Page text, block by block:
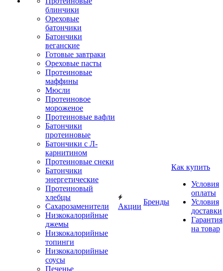
блинчики
Ореховые
батончики
Батончики
веганские
Готовые завтраки
Ореховые пасты
Протеиновые
маффины
Мюсли
Протеиновое
мороженое
Протеиновые вафли
Батончики
протеиновые
Батончики с Л-
карнитином
Протеиновые снеки
Батончики
энергетические
Протеиновый
хлебцы
Сахарозаменители
Низкокалорийные
джемы
Низкокалорийные
топинги
Низкокалорийные
соусы
Печенье
Акции
Бренды
Как купить
Условия
оплаты
Условия
доставки
Гарантия
на товар